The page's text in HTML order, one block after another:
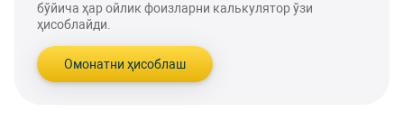
бўйича ҳар ойлик фоизларни калькулятор ўзи
ҳисоблайди.
Омонатни ҳисоблаш